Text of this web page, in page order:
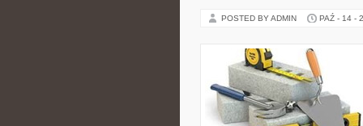
POSTED BY ADMIN PAŹ - 14 -